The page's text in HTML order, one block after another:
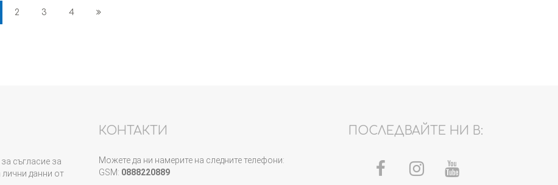
2 3 4
съгласие за
данни от
КОНТАКТИ
Можете да ни намерите на следните телефони:
GSM: 0888220889
ПОСЛЕДВАЙТЕ НИ В: